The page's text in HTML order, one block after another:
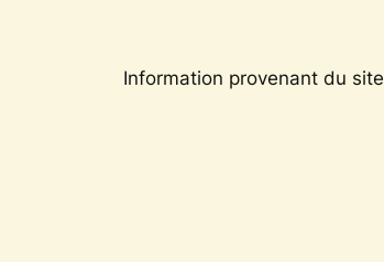
Information provenant du site